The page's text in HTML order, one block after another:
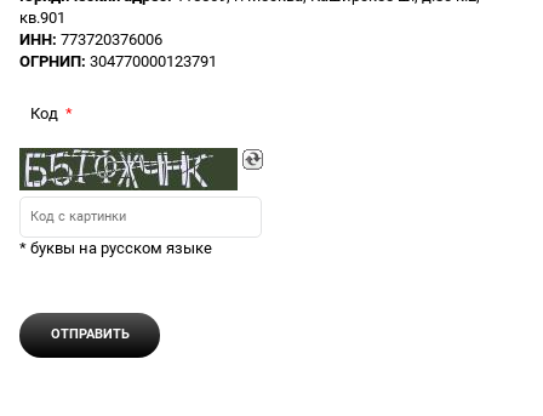
кв.901
ИНН: 773720376006
ОГРНИП: 304770000123791
Код
* буквы на русском языке